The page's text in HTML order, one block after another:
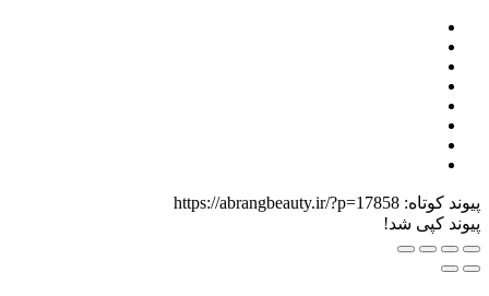
https://abrangbeauty.ir/?p=17858
شد!